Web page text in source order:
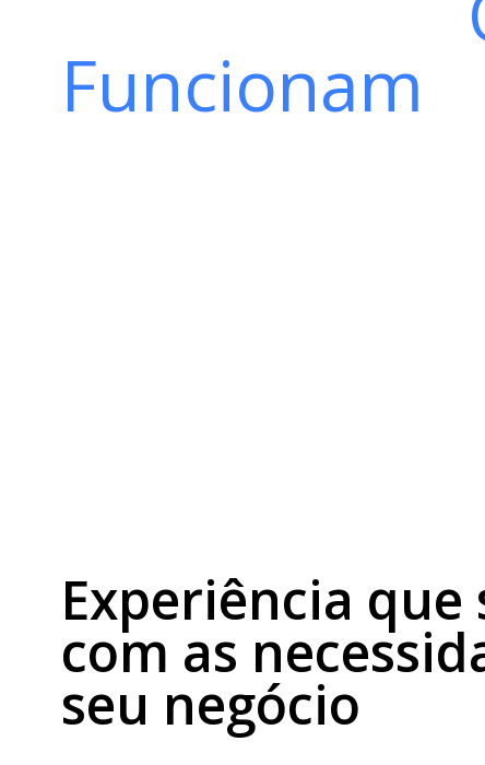
Funcionam
Experiência que
com as
seu negócio